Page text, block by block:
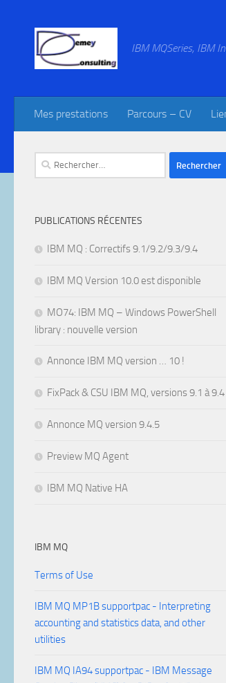
IBM MQSeries, IBM
Mes prestations Parcours – CV
Rechercher :
PUBLICATIONS RÉCENTES
IBM MQ : Correctifs 9.1/9.2/9.3/9.4
IBM MQ Version 10.0 est disponible
MO74: IBM MQ – Windows PowerShell
library : nouvelle version
Annonce IBM MQ version … 10 !
FixPack & CSU IBM MQ, versions 9.1 à 9.4
Annonce MQ version 9.4.5
Preview MQ Agent
IBM MQ Native HA
IBM MQ
Terms of Use
IBM MQ MP1B supportpac - Interpreting
accounting and statistics data, and other
utilities
IBM MQ IA94 supportpac - IBM Message